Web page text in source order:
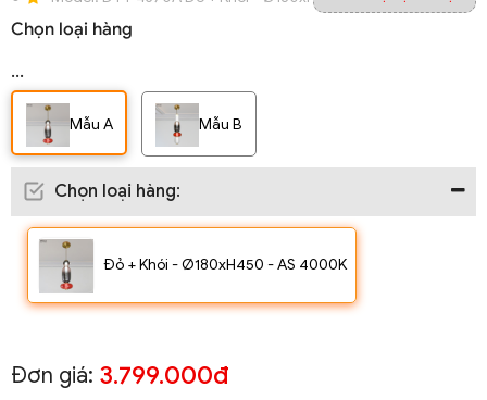
Chọn loại hàng
...
Mẫu A Mẫu B
Chọn loại hàng:
Đỏ + Khói - Ø180xH450 - AS 4000K
Đơn giá: 3.799.000đ